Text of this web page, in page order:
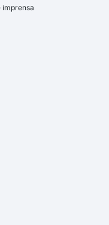
imprensa